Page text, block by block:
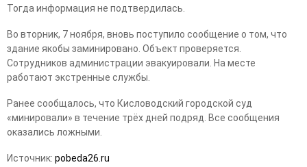
Тогда информация не подтвердилась.
Во вторник, 7 ноября, вновь поступило сообщение о том, что
здание якобы заминировано. Объект проверяется.
Сотрудников администрации эвакуировали. На месте
работают экстренные службы.
Ранее сообщалось, что Кисловодский городской суд
«минировали» в течение трёх дней подряд. Все сообщения
оказались ложными.
Источник: pobeda26.ru